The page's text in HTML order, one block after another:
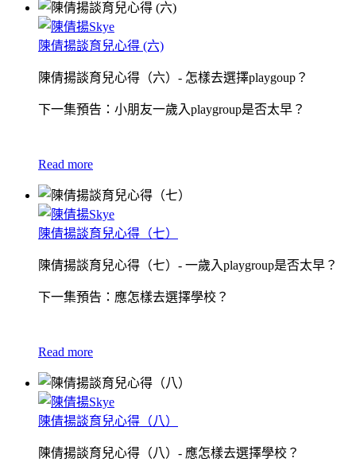
陳倩揚談育兒心得 (六)
陳倩揚談育兒心得（六）- 怎樣去選擇playgoup？
下一集預告：小朋友一歲入playgroup是否太早？
Read more
陳倩揚談育兒心得（七）
陳倩揚談育兒心得（七）- 一歲入playgroup是否太早？
下一集預告：應怎樣去選擇學校？
Read more
陳倩揚談育兒心得（八）
陳倩揚談育兒心得（八）- 應怎樣去選擇學校？